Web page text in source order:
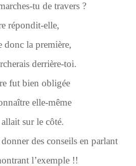
tu de travers ?
répondit-elle,
donc la première,
derrière-toi.
fut bien obligée
elle-même
allait sur le côté.
des conseils en parlant
l’exemple !!